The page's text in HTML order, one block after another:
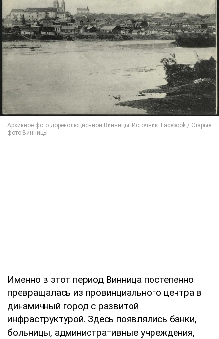
Именно в этот период Винница постепенно
превращалась из провинциального центра в
динамичный город с развитой
инфраструктурой. Здесь появлялись банки,
больницы, административные учреждения,